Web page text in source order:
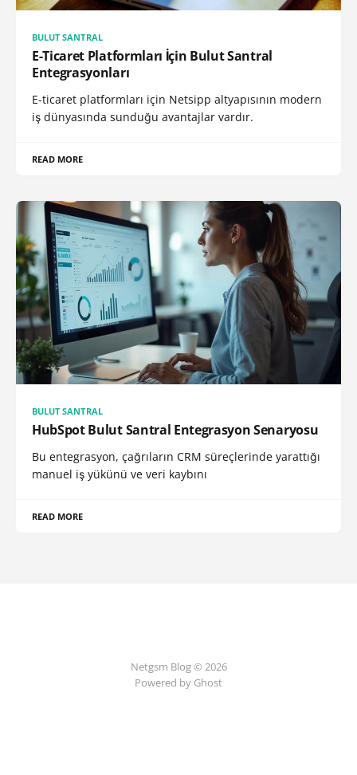
BULUT SANTRAL
E-Ticaret Platformları İçin Bulut Santral
Entegrasyonları
E-ticaret platformları için Netsipp altyapısının modern
iş dünyasında sunduğu avantajlar vardır.
READ MORE
BULUT SANTRAL
HubSpot Bulut Santral Entegrasyon Senaryosu
Bu entegrasyon, çağrıların CRM süreçlerinde yarattığı
manuel iş yükünü ve veri kaybını
READ MORE
Netgsm Blog © 2026
Powered by Ghost